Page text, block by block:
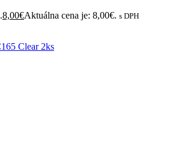
8,00€Aktuálna cena je: 8,00€. s DPH